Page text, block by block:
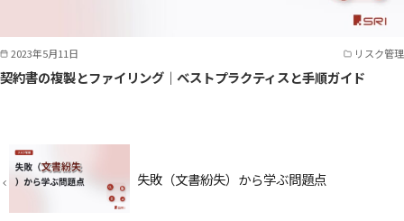
2023年5月11日 リスク管理
契約書の複製とファイリング｜ベストプラクティスと手順ガイド
失敗（文書紛失）から学ぶ問題点